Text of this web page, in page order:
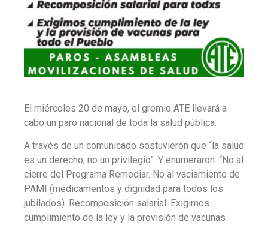
El miércoles 20 de mayo, el gremio ATE llevará a
cabo un paro nacional de toda la salud pública.
A través de un comunicado sostuvieron que “la salud
es un derecho, no un privilegio”. Y enumeraron: “No al
cierre del Programa Remediar. No al vaciamiento de
PAMI (medicamentos y dignidad para todos los
jubilados). Recomposición salarial. Exigimos
cumplimiento de la ley y la provisión de vacunas